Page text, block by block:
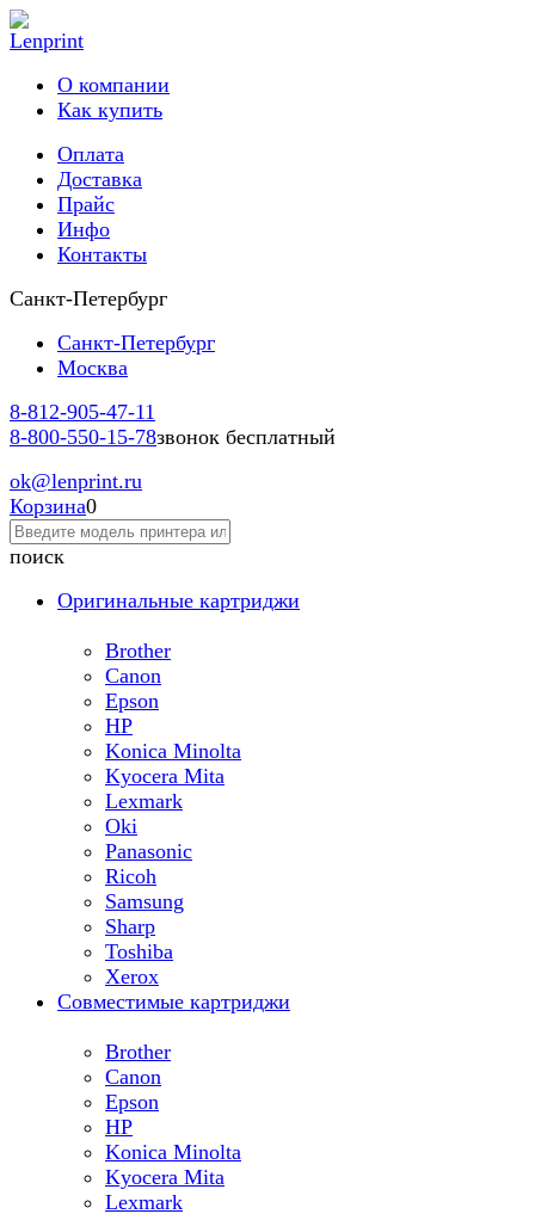
О компании
Как купить
Оплата
Доставка
Прайс
Инфо
Контакты
Санкт-Петербург
Санкт-Петербург
Москва
8-812-905-47-11
8-800-550-15-78звонок бесплатный
ok@lenprint.ru
Корзина0
поиск
Оригинальные картриджи
Brother
Canon
Epson
HP
Konica Minolta
Kyocera Mita
Lexmark
Oki
Panasonic
Ricoh
Samsung
Sharp
Toshiba
Xerox
Совместимые картриджи
Brother
Canon
Epson
HP
Konica Minolta
Kyocera Mita
Lexmark